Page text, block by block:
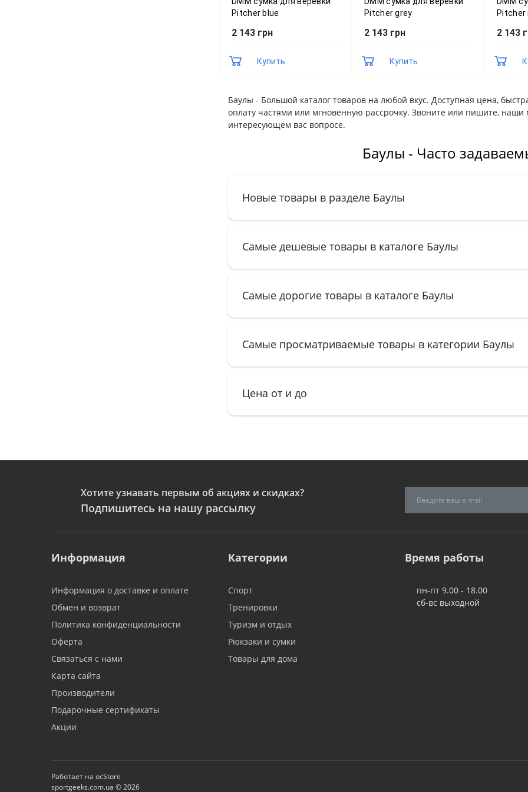
Pitcher blue
2 143 грн
Купить
Pitcher grey
2 143 грн
Купить
Pitcher
2 143
Баулы - Большой каталог товаров на любой вкус. Доступная цена,
оплату частями или мгновенную рассрочку. Звоните или пишите,
интересующем вас вопросе.
Баулы - Часто
Новые товары в разделе Баулы
Самые дешевые товары в каталоге Баулы
Самые дорогие товары в каталоге Баулы
Самые просматриваемые товары в категории Баулы
Цена от и до
Хотите узнавать первым об акциях и скидках?
Подпишитесь на нашу рассылку
Информация
Информация о доставке и оплате
Обмен и возврат
Политика конфиденциальности
Оферта
Связаться с нами
Карта сайта
Производители
Подарочные сертификаты
Акции
Категории
Спорт
Тренировки
Туризм и отдых
Рюкзаки и сумки
Товары для дома
Время работы
пн-пт 9.00 - 18.00
сб-вс выходной
Работает на ocStore
sportgeeks.com.ua © 2026